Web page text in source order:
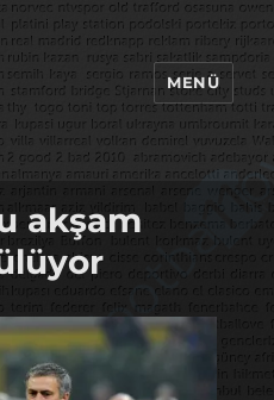
MENÜ
akşam